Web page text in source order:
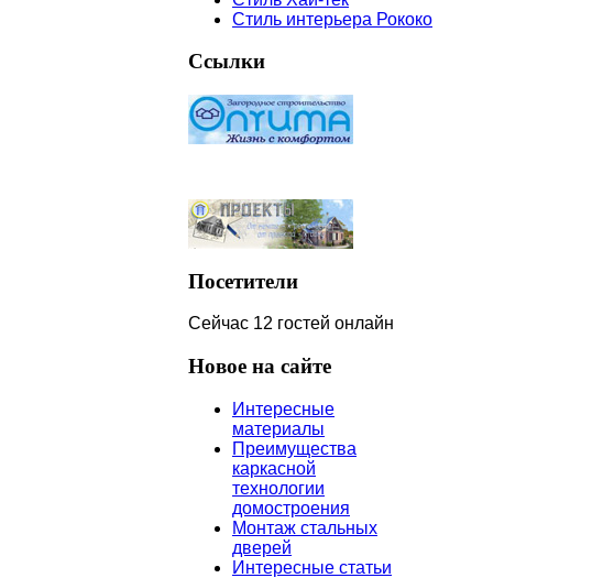
Стиль интерьера Рококо
Ссылки
Посетители
Сейчас 12 гостей онлайн
Новое на сайте
Интересные
материалы
Преимущества
каркасной
технологии
домостроения
Монтаж стальных
дверей
Интересные статьи